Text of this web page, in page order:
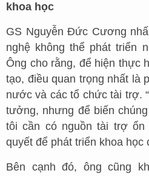
khoa học
GS Nguyễn Đức Cương
nghệ không thể phát triển
Ông cho rằng, để hiện thực
tạo, điều quan trọng nhất là
nước và các tổ chức tài trợ.
tưởng, nhưng để biến
tôi cần có nguồn tài trợ
quyết để phát triển khoa học
Bên cạnh đó, ông cũng